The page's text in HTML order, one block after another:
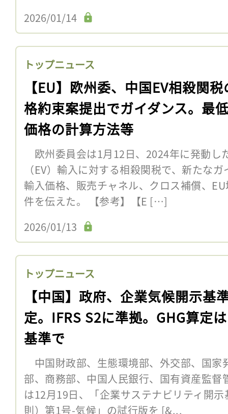
2026/01/14
トップニュース
【EU】欧州委、中国EV相殺関
格約束案提出でガイダンス。最
価格の計算方法等
欧州委員会は1月12日、2024年に発動し
（EV）輸入に対する相殺関税で、新たな
輸入価格、販売チャネル、クロス補償、
件を伝えた。 【参考】【E […]
2026/01/13
トップニュース
【中国】政府、企業気候開示基
定。IFRS S2に準拠。GHG算定
基準で
中国財政部、生態環境部、外交部、国家
部、商務部、中国人民銀行、国有資産監
は12月19日、「企業サステナビリティ開
則）第1号-気候」の試行版を [&...